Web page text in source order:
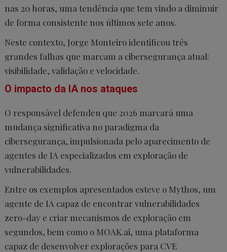
nas 20 horas, uma tendência que tem vindo a diminuir
de forma consistente nos últimos sete anos.
Neste contexto, Jorge Monteiro identificou três
grandes falhas que marcam a cibersegurança atual:
visibilidade, validação e velocidade.
O impacto da IA nos ataques
O responsável defendeu que 2026 marcará uma
mudança significativa no paradigma da
cibersegurança, impulsionada pelo aparecimento de
agentes de IA especializados em exploração de
vulnerabilidades.
Entre os exemplos apresentados esteve o Mythos, um
agente de IA capaz de encontrar vulnerabilidades
zero-day e criar mecanismos de exploração em
segundos, bem como o MOAK.ai, uma plataforma
capaz de desenvolver explorações para CVE